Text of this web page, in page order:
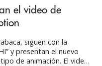
el video de
siguen con la
y presentan el nuevo
de animación. El video